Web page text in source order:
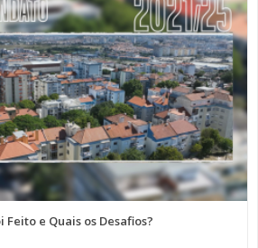
e Quais os Desafios?